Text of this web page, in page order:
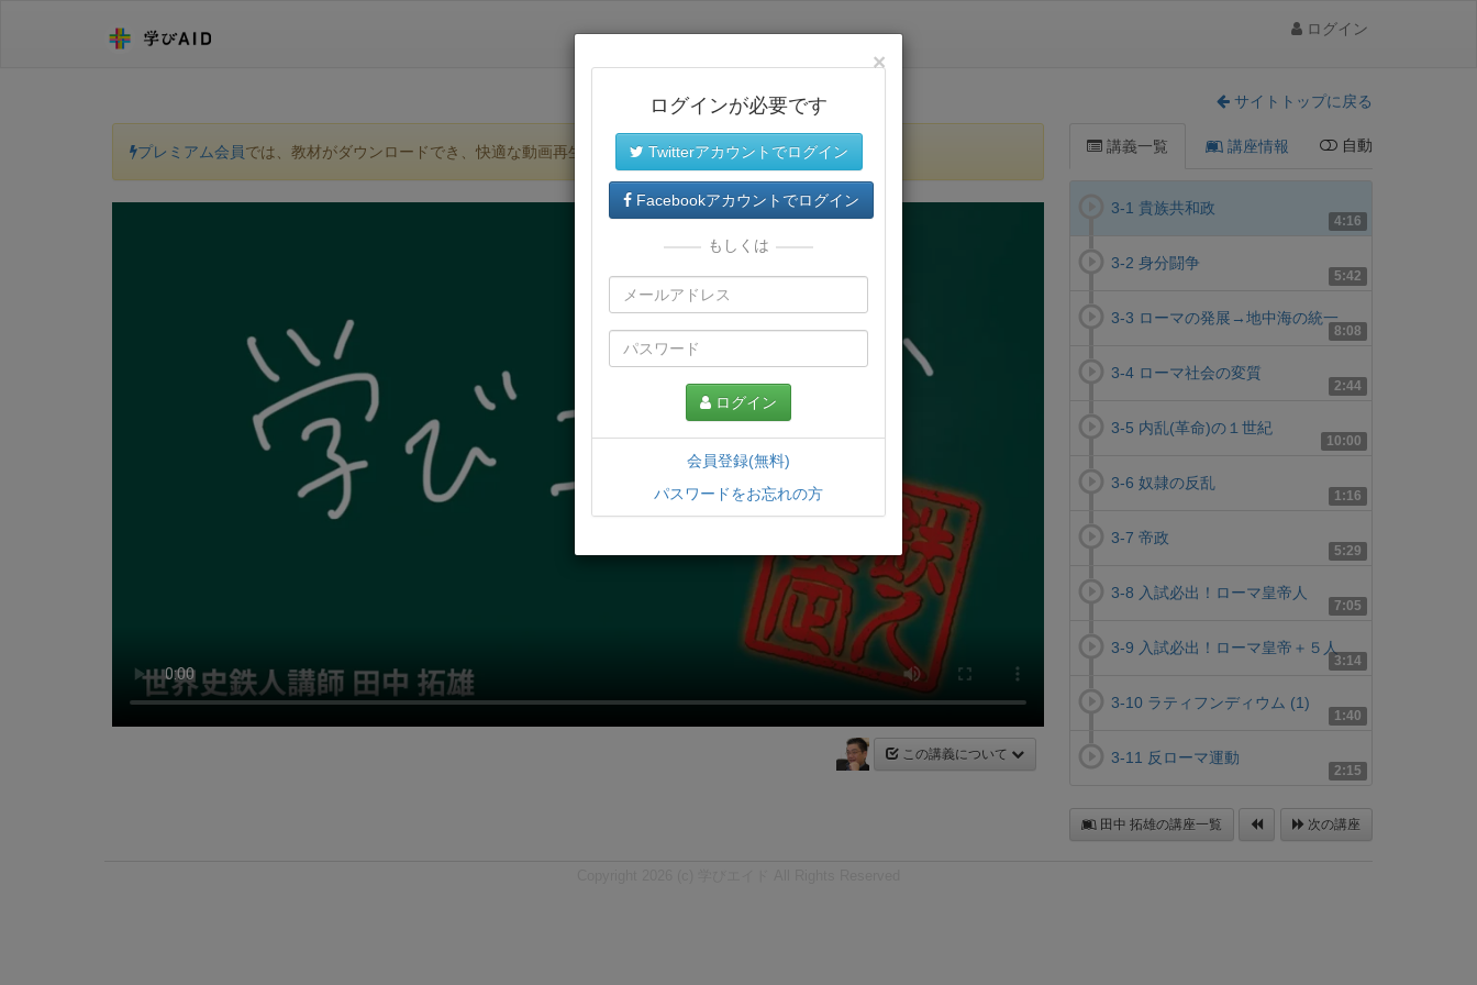
ログイン
サイトトップに戻る
プレミアム会員では、教材がダウンロードでき、快適な動画再生環境が提供されます。
この講義について
講義一覧 講座情報 自動
4:16
3-1 貴族共和政
5:42
3-2 身分闘争
8:08
3-3 ローマの発展→地中海の統一
2:44
3-4 ローマ社会の変質
10:00
3-5 内乱(革命)の１世紀
1:16
3-6 奴隷の反乱
5:29
3-7 帝政
7:05
3-8 入試必出！ローマ皇帝人
3:14
3-9 入試必出！ローマ皇帝＋５人
1:40
3-10 ラティフンディウム (1)
2:15
3-11 反ローマ運動
田中 拓雄の講座一覧 次の講座
×
ログインが必要です
Twitterアカウントでログイン
Facebookアカウントでログイン
もしくは
ログイン
会員登録(無料)
パスワードをお忘れの方